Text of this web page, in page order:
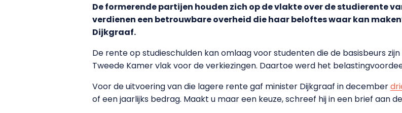
De formerende partijen houden zich op de vlakte over de studierente
verdienen een betrouwbare overheid die haar beloftes waar kan
Dijkgraaf.
De rente op studieschulden kan omlaag voor studenten die de basisbeurs
Tweede Kamer vlak voor de verkiezingen. Daartoe werd het
Voor de uitvoering van die lagere rente gaf minister Dijkgraaf in december
of een jaarlijks bedrag. Maakt u maar een keuze, schreef hij in een brief aan